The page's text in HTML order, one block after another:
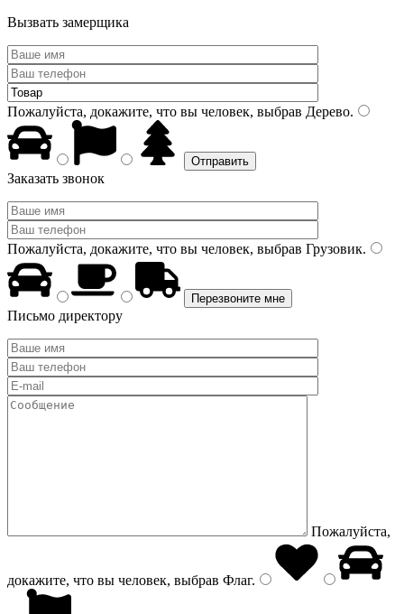
Вызвать замерщика
Пожалуйста, докажите, что вы человек, выбрав Дерево.
Заказать звонок
Пожалуйста, докажите, что вы человек, выбрав Грузовик.
Письмо директору
Пожалуйста,
докажите, что вы человек, выбрав Флаг.